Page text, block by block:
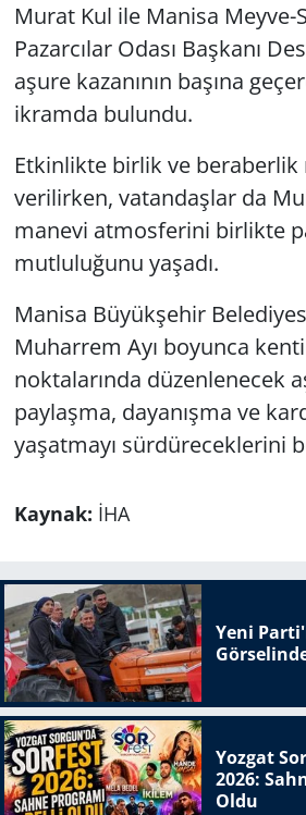
Murat Kul ile Manisa Meyve-
Pazarcılar Odası Başkanı
aşure kazanının başına
ikramda bulundu.
Etkinlikte birlik ve beraberlik
verilirken, vatandaşlar da
manevi atmosferini birlikte
mutluluğunu yaşadı.
Manisa Büyükşehir
Muharrem Ayı boyunca
noktalarında düzenlenecek
paylaşma, dayanışma ve
yaşatmayı sürdüreceklerini
Kaynak: İHA
Yeni
Yozgat
2026:
Oldu